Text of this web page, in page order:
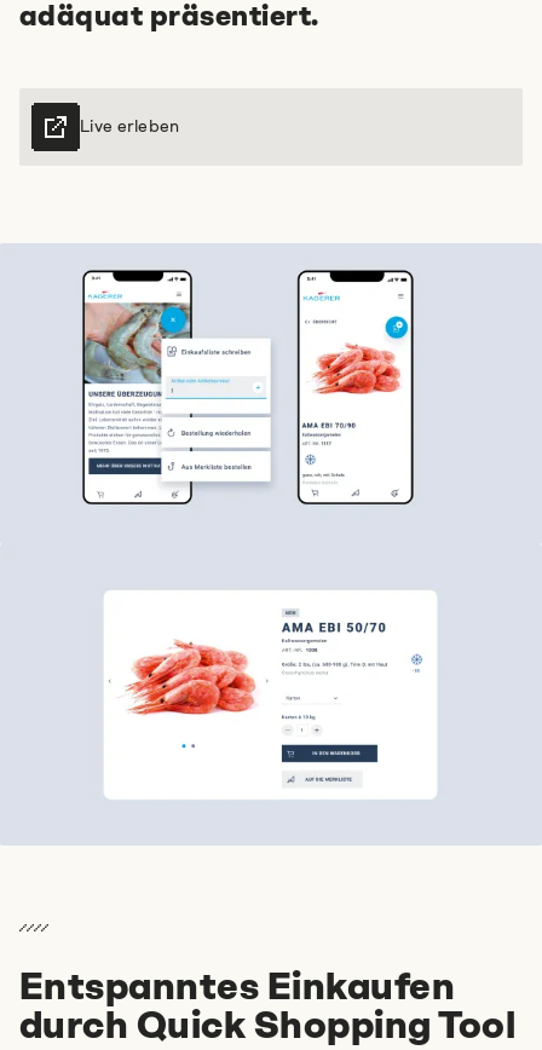
adäquat präsentiert.
Live erleben
Entspanntes Einkaufen
durch Quick Shopping Tool